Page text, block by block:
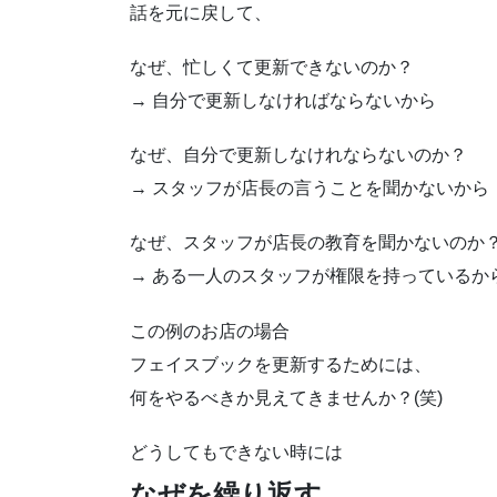
話を元に戻して、
なぜ、忙しくて更新できないのか？
→ 自分で更新しなければならないから
なぜ、自分で更新しなけれならないのか？
→ スタッフが店長の言うことを聞かないから
なぜ、スタッフが店長の教育を聞かないのか
→ ある一人のスタッフが権限を持っているか
この例のお店の場合
フェイスブックを更新するためには、
何をやるべきか見えてきませんか？(笑)
どうしてもできない時には